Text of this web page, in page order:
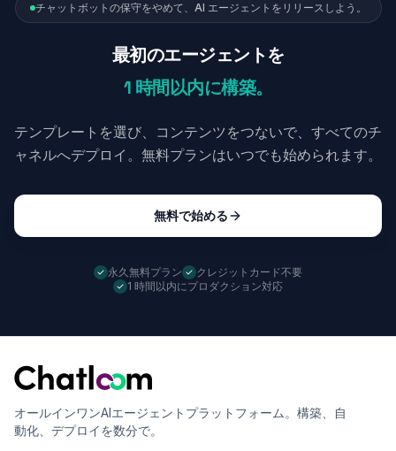
チャットボットの保守をやめて、AI エージェントをリリースしよう。
最初のエージェントを
1 時間以内に構築。
テンプレートを選び、コンテンツをつないで、すべてのチ
ャネルへデプロイ。無料プランはいつでも始められます。
無料で始める
永久無料プラン
クレジットカード不要
1 時間以内にプロダクション対応
オールインワンAIエージェントプラットフォーム。構築、自
動化、デプロイを数分で。